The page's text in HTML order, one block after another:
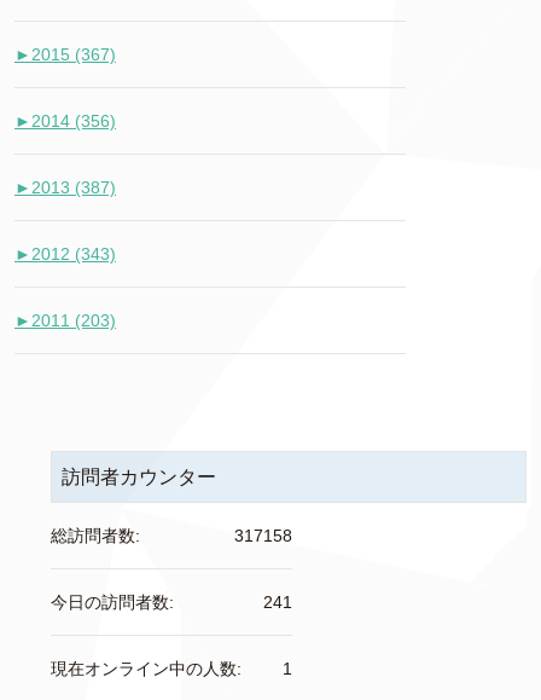
► 2015 (367)
► 2014 (356)
► 2013 (387)
► 2012 (343)
► 2011 (203)
訪問者カウンター
317158
総訪問者数:
241
今日の訪問者数:
1
現在オンライン中の人数: